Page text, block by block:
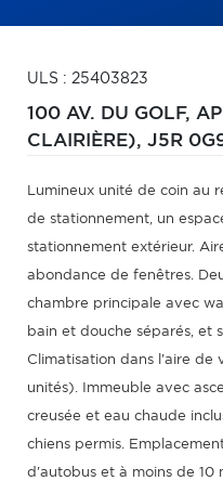
ULS : 25403823
100 AV. DU GOLF,
CLAIRIÈRE), J5R
Lumineux unité de coin au
de stationnement, un
stationnement extérieur.
abondance de fenêtres.
chambre principale avec
bain et douche séparés, et
Climatisation dans l'aire de
unités). Immeuble avec
creusée et eau chaude
chiens permis.
d'autobus et à moins de 10